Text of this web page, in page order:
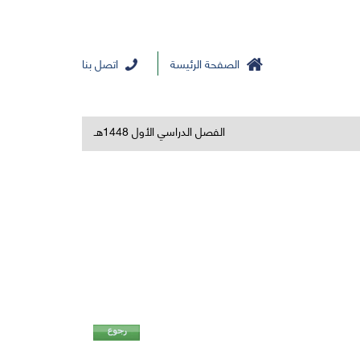
اتصل بنا الصفحة الرئيسة
الفصل الدراسي الأول 1448هـ